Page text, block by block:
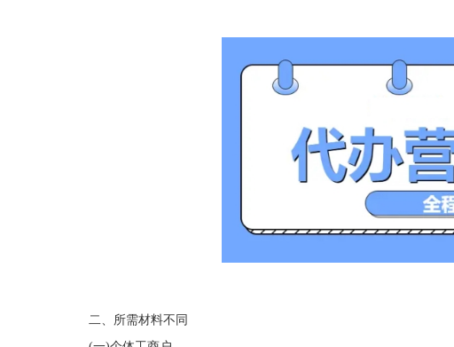
二、所需材料不同